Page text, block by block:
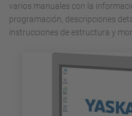
varios manuales con la
programación, descripciones
instrucciones de estructura y